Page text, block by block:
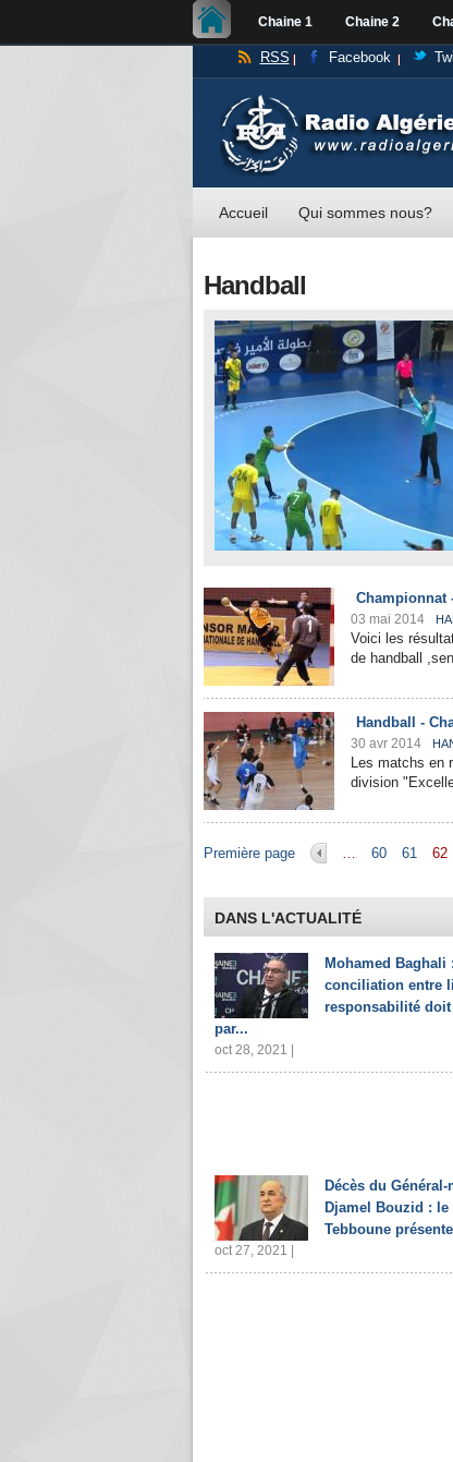
Chaine 1 Chaine 2
RSS Facebook
Accueil Qui sommes nous?
Handball
Championnat
03 mai 2014
Voici les
de handball
Handball -
30 avr 2014
Les matchs en
division
Pages
Première page … 60 61 62
DANS L'ACTUALITÉ
Mohamed Baghali
conciliation entre
responsabilité doit
par...
oct 28, 2021 |
Décès du
Djamel Bouzid : le
Tebboune
oct 27, 2021 |